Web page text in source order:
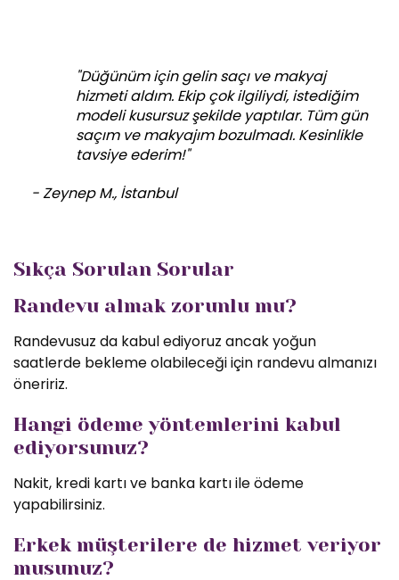
"Düğünüm için gelin saçı ve makyaj
hizmeti aldım. Ekip çok ilgiliydi, istediğim
modeli kusursuz şekilde yaptılar. Tüm gün
saçım ve makyajım bozulmadı. Kesinlikle
tavsiye ederim!"
- Zeynep M., İstanbul
Sıkça Sorulan Sorular
Randevu almak zorunlu mu?
Randevusuz da kabul ediyoruz ancak yoğun
saatlerde bekleme olabileceği için randevu almanızı
öneririz.
Hangi ödeme yöntemlerini kabul
ediyorsunuz?
Nakit, kredi kartı ve banka kartı ile ödeme
yapabilirsiniz.
Erkek müşterilere de hizmet veriyor
musunuz?